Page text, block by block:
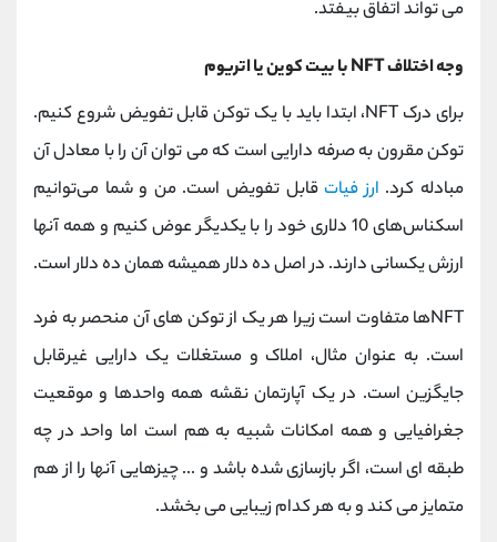
می تواند اتفاق بیفتد.
وجه اختلاف NFT با بیت کوین یا اتریوم
برای درک NFT، ابتدا باید با یک توکن قابل تفویض شروع کنیم.
توکن مقرون به صرفه دارایی است که می توان آن را با معادل آن
مبادله کرد. ارز فیات قابل تفویض است. من و شما می‌توانیم
اسکناس‌های 10 دلاری خود را با یکدیگر عوض کنیم و همه آنها
ارزش یکسانی دارند. در اصل ده دلار همیشه همان ده دلار است.
NFTها متفاوت است زیرا هر یک از توکن های آن منحصر به فرد
است. به عنوان مثال، املاک و مستغلات یک دارایی غیرقابل
جایگزین است. در یک آپارتمان نقشه همه واحدها و موقعیت
جغرافیایی و همه امکانات شبیه به هم است اما واحد در چه
طبقه ای است، اگر بازسازی شده باشد و ... چیزهایی آنها را از هم
متمایز می کند و به هر کدام زیبایی می بخشد.